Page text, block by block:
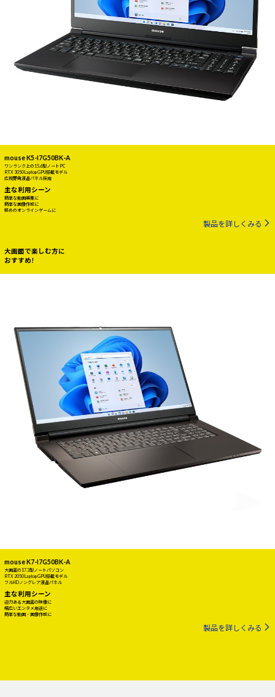
mouse K5-I7G50BK-A
ワンランク上の15.6型ノートPC
RTX 3050 Laptop GPU搭載モデル
広視野角液晶パネル採用
主な利用シーン
簡単な動画編集に
簡単な画像作成に
軽めのオンラインゲームに
製品を詳しくみる
大画面で楽しむ方に
おすすめ!
mouse K7-I7G50BK-A
大画面の17.3型ノートパソコン
RTX 2050 Laptop GPU搭載モデル
フルHDノングレア液晶パネル
主な利用シーン
迫力ある大画面の映像に
幅広いエンタメ用途に
簡単な動画・画像作成に
製品を詳しくみる